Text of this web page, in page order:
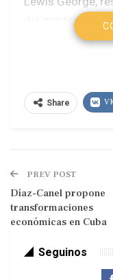
del martes, con
alcalde
George, una de
de cara a las
administremos
tolerar. No
amenazó el
Metropolitana y
parte de una
Share
PREV POST
Díaz-Canel propone
transformaciones
económicas en Cuba
Seguinos